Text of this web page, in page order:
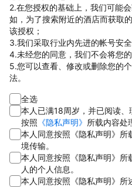
2.在您授权的基础上，我们可能
如，为了搜索附近的酒店而获取
该授权；
3.我们采取行业内先进的帐号安
4.未经您的同意，我们不会将您
5.您可以查看、修改或删除您的
法。
全选
本人已满18周岁，并已阅读、
按照 《隐私声明》 所载内容处
本人同意按照《隐私声明》所
境传输。
本人同意按照《隐私声明》所
人的个人信息。
本人同意按照《隐私声明》所